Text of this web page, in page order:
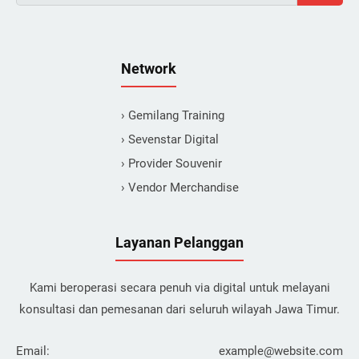
Network
› Gemilang Training
› Sevenstar Digital
› Provider Souvenir
› Vendor Merchandise
Layanan Pelanggan
Kami beroperasi secara penuh via digital untuk melayani
konsultasi dan pemesanan dari seluruh wilayah Jawa Timur.
Email: example@website.com